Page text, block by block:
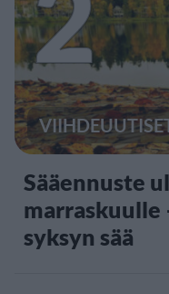
Sääennuste
marraskuulle
syksyn sää